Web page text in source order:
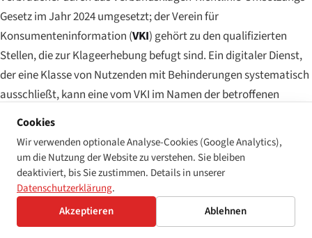
Gesetzim Jahr 2024 umgesetzt; der Verein für
Konsumenteninformation (VKI) gehört zu den qualifizierten
Stellen, die zur Klageerhebung befugt sind. Ein digitaler Dienst,
der eine Klasse von Nutzenden mit Behinderungen systematisch
ausschließt, kann eine vom VKI im Namen der betroffenen
Verbrauchenden erhobene Verbandsklage auslösen, wobei der
Schadenersatz je Klägerin oder Kläger berechnet und addiert
wird. Die Praxis unter dem neuen Regime entwickelt sich noch,
Stand Mitte 2026, aber der Rahmen ist vorhanden, und der VKI
hat die Barrierefreiheit von verbraucherorientierten digitalen
Diensten als einen seiner prioritären Durchsetzungsbereiche
signalisiert.
Cookies
Wir verwenden optionale Analyse-Cookies (Google Analytics),
um die Nutzung der Website zu verstehen. Sie bleiben
deaktiviert, bis Sie zustimmen. Details in unserer
Datenschutzerklärung.
Akzeptieren
Ablehnen